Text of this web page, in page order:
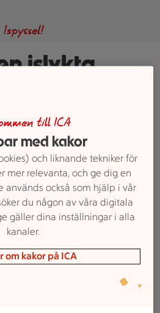
islykta
Ispyssel!
mörkaste månader
islykta. Allt du
att göra en egen
är två hinkar, vatten,
och det du gillar
naturen.
och värmandegrytor.
Josefine Braw
till ICA
med kakor
och liknande tekniker för
mer relevanta, och ge dig en
används också som hjälp i vår
du någon av våra digitala
gäller dina inställningar i alla
kanaler.
om kakor på ICA